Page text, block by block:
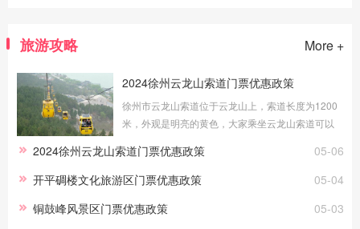
旅游攻略 More +
2024徐州云龙山索道门票优惠政策
徐州市云龙山索道位于云龙山上，索道长度为1200
米，外观是明亮的黄色，大家乘坐云龙山索道可以
道门票优惠政策。优惠政策1.4米(含)
05-06
2024徐州云龙山索道门票优惠政策
05-04
开平碉楼文化旅游区门票优惠政策
05-03
铜鼓峰风景区门票优惠政策